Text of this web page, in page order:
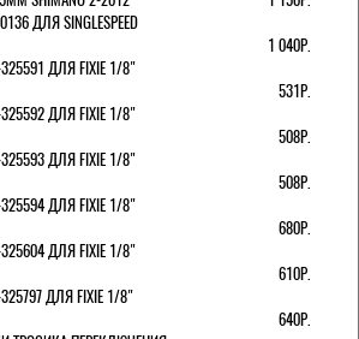
ДЛЯ SINGLESPEED
1 040Р.
ДЛЯ FIXIE 1/8"
531Р.
ДЛЯ FIXIE 1/8"
508Р.
ДЛЯ FIXIE 1/8"
508Р.
ДЛЯ FIXIE 1/8"
680Р.
ДЛЯ FIXIE 1/8"
610Р.
ДЛЯ FIXIE 1/8"
640Р.